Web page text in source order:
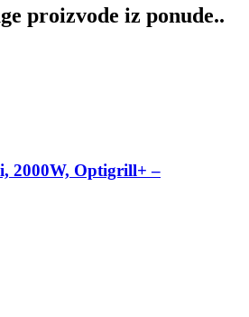
proizvode iz ponude..
2000W, Optigrill+ –